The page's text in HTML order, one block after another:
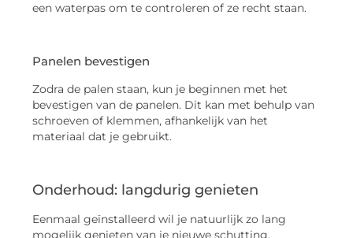
een waterpas om te controleren of ze recht staan.
Panelen bevestigen
Zodra de palen staan, kun je beginnen met het
bevestigen van de panelen. Dit kan met behulp van
schroeven of klemmen, afhankelijk van het
materiaal dat je gebruikt.
Onderhoud: langdurig genieten
Eenmaal geïnstalleerd wil je natuurlijk zo lang
mogelijk genieten van je nieuwe schutting.